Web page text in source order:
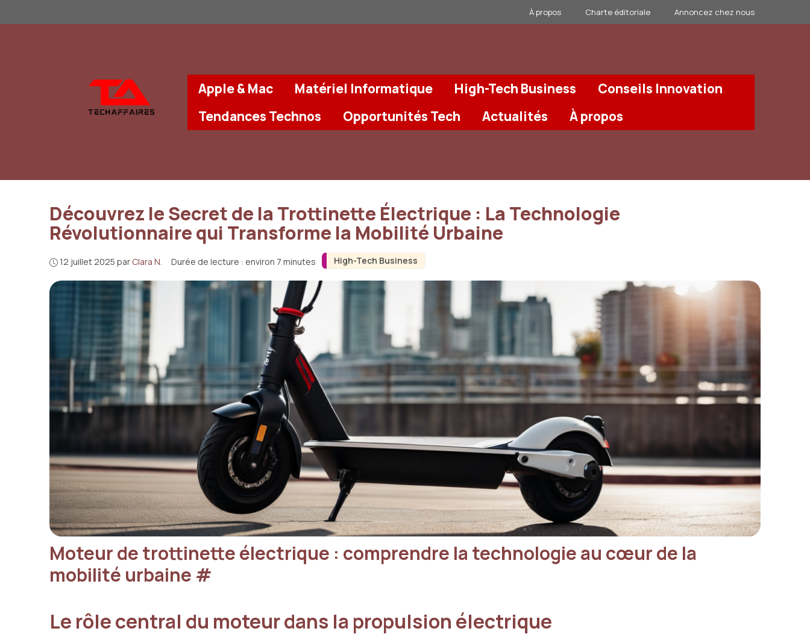
au
À propos Charte éditoriale Annoncez chez nous
Apple & Mac Matériel Informatique High-Tech Business
Conseils Innovation
Tendances Technos
Opportunités Tech Actualités À propos
High-Tech Business
Découvrez le Secret de la Trottinette Électrique : La Technologie
Révolutionnaire qui Transforme la Mobilité Urbaine
12 juillet 2025 par Clara N. · Durée de lecture : environ 7 minutes
Moteur de trottinette électrique : comprendre la technologie au cœur de la
mobilité urbaine #
Le rôle central du moteur dans la propulsion électrique